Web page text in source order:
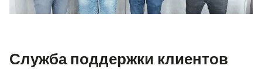
Служба поддержки клиентов